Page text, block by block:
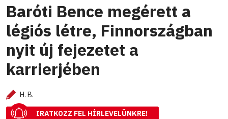
Baróti Bence megérett a
légiós létre, Finnországban
nyit új fejezetet a
karrierjében
H. B.
IRATKOZZ FEL HÍRLEVELÜNKRE!